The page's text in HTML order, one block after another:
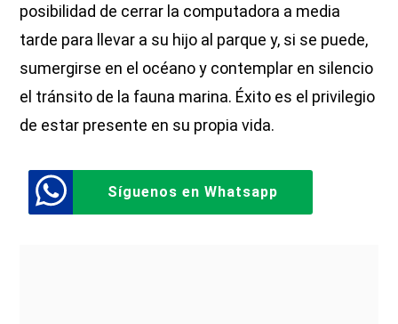
posibilidad de cerrar la computadora a media
tarde para llevar a su hijo al parque y, si se puede,
sumergirse en el océano y contemplar en silencio
el tránsito de la fauna marina. Éxito es el privilegio
de estar presente en su propia vida.
Síguenos en Whatsapp